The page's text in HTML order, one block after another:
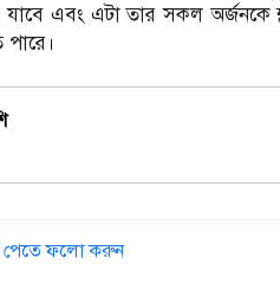
এবং এটা তার সকল অর্জনকে
পেতে ফলো করুন